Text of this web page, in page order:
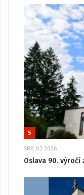
5
SRP, 03 2026
Oslava 90. výročí